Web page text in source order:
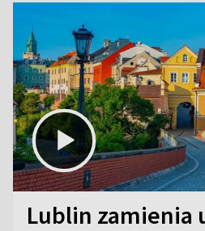
Lublin zamienia